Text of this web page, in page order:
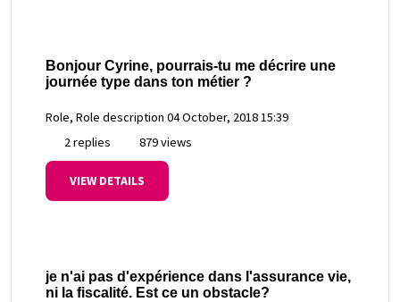
Bonjour Cyrine, pourrais-tu me décrire une
journée type dans ton métier ?
Role, Role description 04 October, 2018 15:39
2 replies
879 views
VIEW DETAILS
je n'ai pas d'expérience dans l'assurance vie,
ni la fiscalité. Est ce un obstacle?